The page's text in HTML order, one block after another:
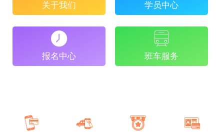
关于我们 学员中心
报名中心 班车服务